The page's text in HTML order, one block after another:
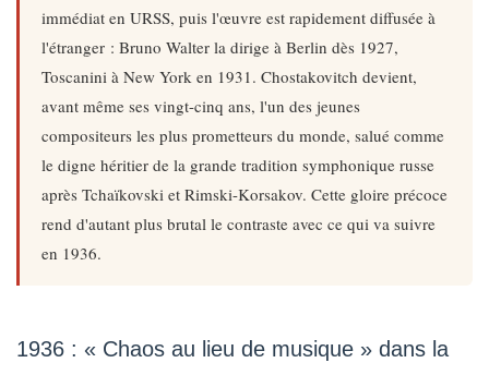
immédiat en URSS, puis l'œuvre est rapidement diffusée à
l'étranger : Bruno Walter la dirige à Berlin dès 1927,
Toscanini à New York en 1931. Chostakovitch devient,
avant même ses vingt-cinq ans, l'un des jeunes
compositeurs les plus prometteurs du monde, salué comme
le digne héritier de la grande tradition symphonique russe
après Tchaïkovski et Rimski-Korsakov. Cette gloire précoce
rend d'autant plus brutal le contraste avec ce qui va suivre
en 1936.
1936 : « Chaos au lieu de musique » dans la